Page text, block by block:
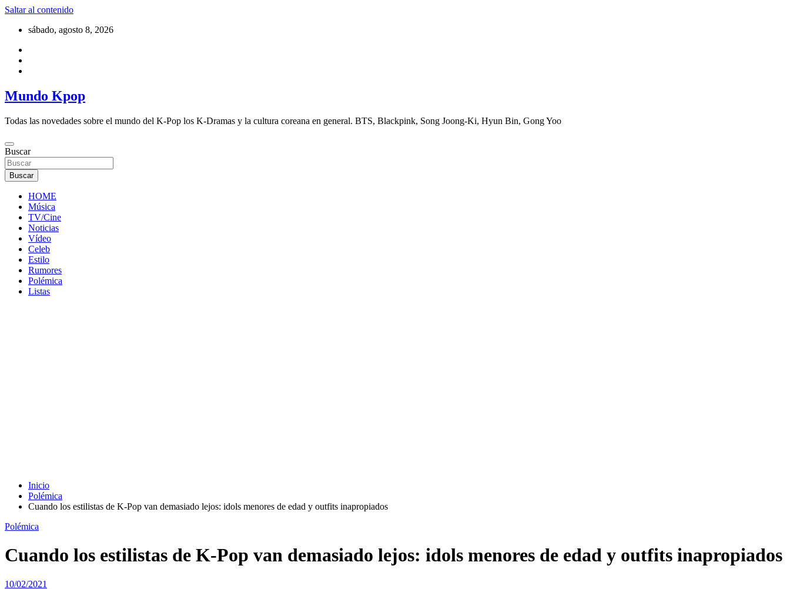
Saltar al contenido
sábado, agosto 8, 2026
Mundo Kpop
Todas las novedades sobre el mundo del K-Pop los K-Dramas y la cultura coreana en general. BTS, Blackpink, Song Joong-Ki, Hyun Bin, Gong Yoo
Buscar
Buscar
HOME
Música
TV/Cine
Noticias
Vídeo
Celeb
Estilo
Rumores
Polémica
Listas
Inicio
Polémica
Cuando los estilistas de K-Pop van demasiado lejos: idols menores de edad y outfits inapropiados
Polémica
Cuando los estilistas de K-Pop van demasiado lejos: idols menores de edad y outfits inapropiados
10/02/2021